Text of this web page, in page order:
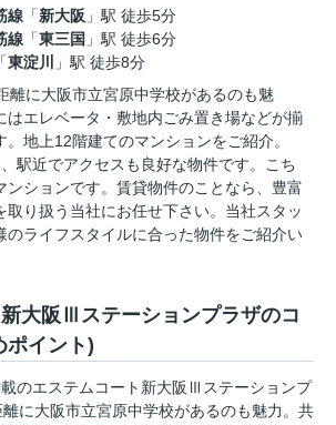
線 「新大阪 」駅 徒歩5分
線 「東三国 」駅 徒歩6分
「東淀川 」駅 徒歩8分
離に大阪市立宮原中学校があるのも魅
はエレベータ・敷地内ごみ置き場などが揃
。地上12階建てのマンションをご紹介。
駅近でアクセスも良好な物件です。こち
ンションです。賃貸物件のことなら、豊富
取り扱う当社にお任せ下さい。当社スタッ
のライフスタイルに合った物件をご紹介い
大阪Ⅲステーションプラザのコ
ポイント)
のエステムコート新大阪Ⅲステーションプ
に大阪市立宮原中学校があるのも魅力。共